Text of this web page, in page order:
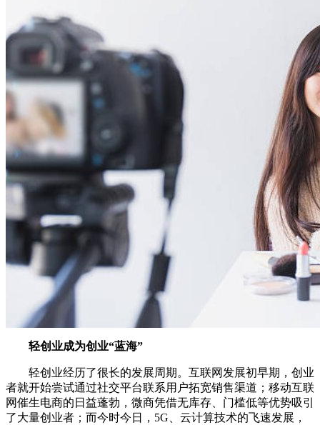
轻创业成为创业“蓝海”
轻创业经历了很长的发展周期。互联网发展初早期，创业
者就开始尝试通过社交平台联系用户拓宽销售渠道；移动互联
网催生电商的日益蓬勃，微商凭借无库存、门槛低等优势吸引
了大量创业者；而今时今日，5G、云计算技术的飞速发展，